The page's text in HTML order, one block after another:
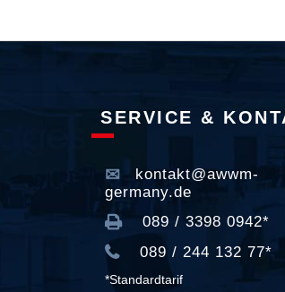
SERVICE &
kontakt@awwm-
germany.de
089 / 3398 0942*
089 / 244 132 77*
*Standardtarif